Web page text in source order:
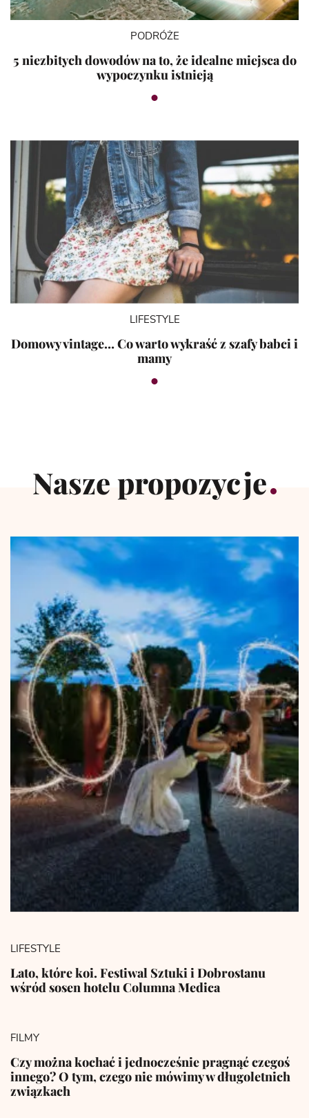
PODRÓŻE
5 niezbitych dowodów na to, że idealne miejsca do
wypoczynku istnieją
LIFESTYLE
Domowy vintage… Co warto wykraść z szafy babci i
mamy
Nasze propozycje
LIFESTYLE
Lato, które koi. Festiwal Sztuki i Dobrostanu
wśród sosen hotelu Columna Medica
FILMY
Czy można kochać i jednocześnie pragnąć czegoś
innego? O tym, czego nie mówimy w długoletnich
związkach